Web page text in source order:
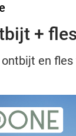
+
en